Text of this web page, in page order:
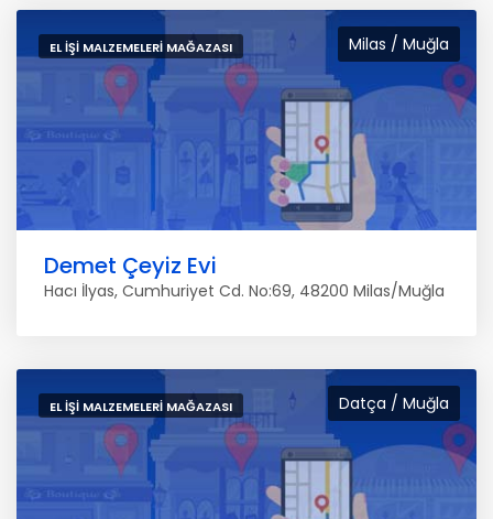
Milas / Muğla
EL IŞI MALZEMELERI MAĞAZASI
Demet Çeyiz Evi
Hacı İlyas, Cumhuriyet Cd. No:69, 48200 Milas/Muğla
Datça / Muğla
EL IŞI MALZEMELERI MAĞAZASI